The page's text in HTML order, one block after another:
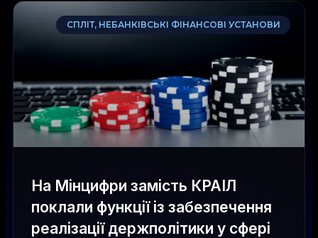
СПЛІТ, НЕБАНКІВСЬКІ ФІНАНСОВІ УСТАНОВИ
На Мінцифри замість КРАІЛ
поклали функції із забезпечення
реалізації держполітики у сфері